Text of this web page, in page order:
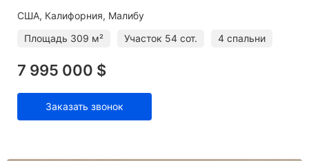
США, Калифорния, Малибу
Площадь 309 м² Участок 54 сот. 4 спальни
7 995 000 $
Заказать звонок